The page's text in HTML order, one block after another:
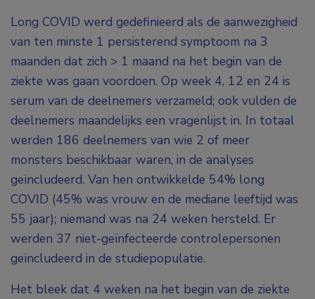
Long COVID werd gedefinieerd als de aanwezigheid
van ten minste 1 persisterend symptoom na 3
maanden dat zich > 1 maand na het begin van de
ziekte was gaan voordoen. Op week 4, 12 en 24 is
serum van de deelnemers verzameld; ook vulden de
deelnemers maandelijks een vragenlijst in. In totaal
werden 186 deelnemers van wie 2 of meer
monsters beschikbaar waren, in de analyses
geïncludeerd. Van hen ontwikkelde 54% long
COVID (45% was vrouw en de mediane leeftijd was
55 jaar); niemand was na 24 weken hersteld. Er
werden 37 niet-geïnfecteerde controlepersonen
geïncludeerd in de studiepopulatie.
Het bleek dat 4 weken na het begin van de ziekte